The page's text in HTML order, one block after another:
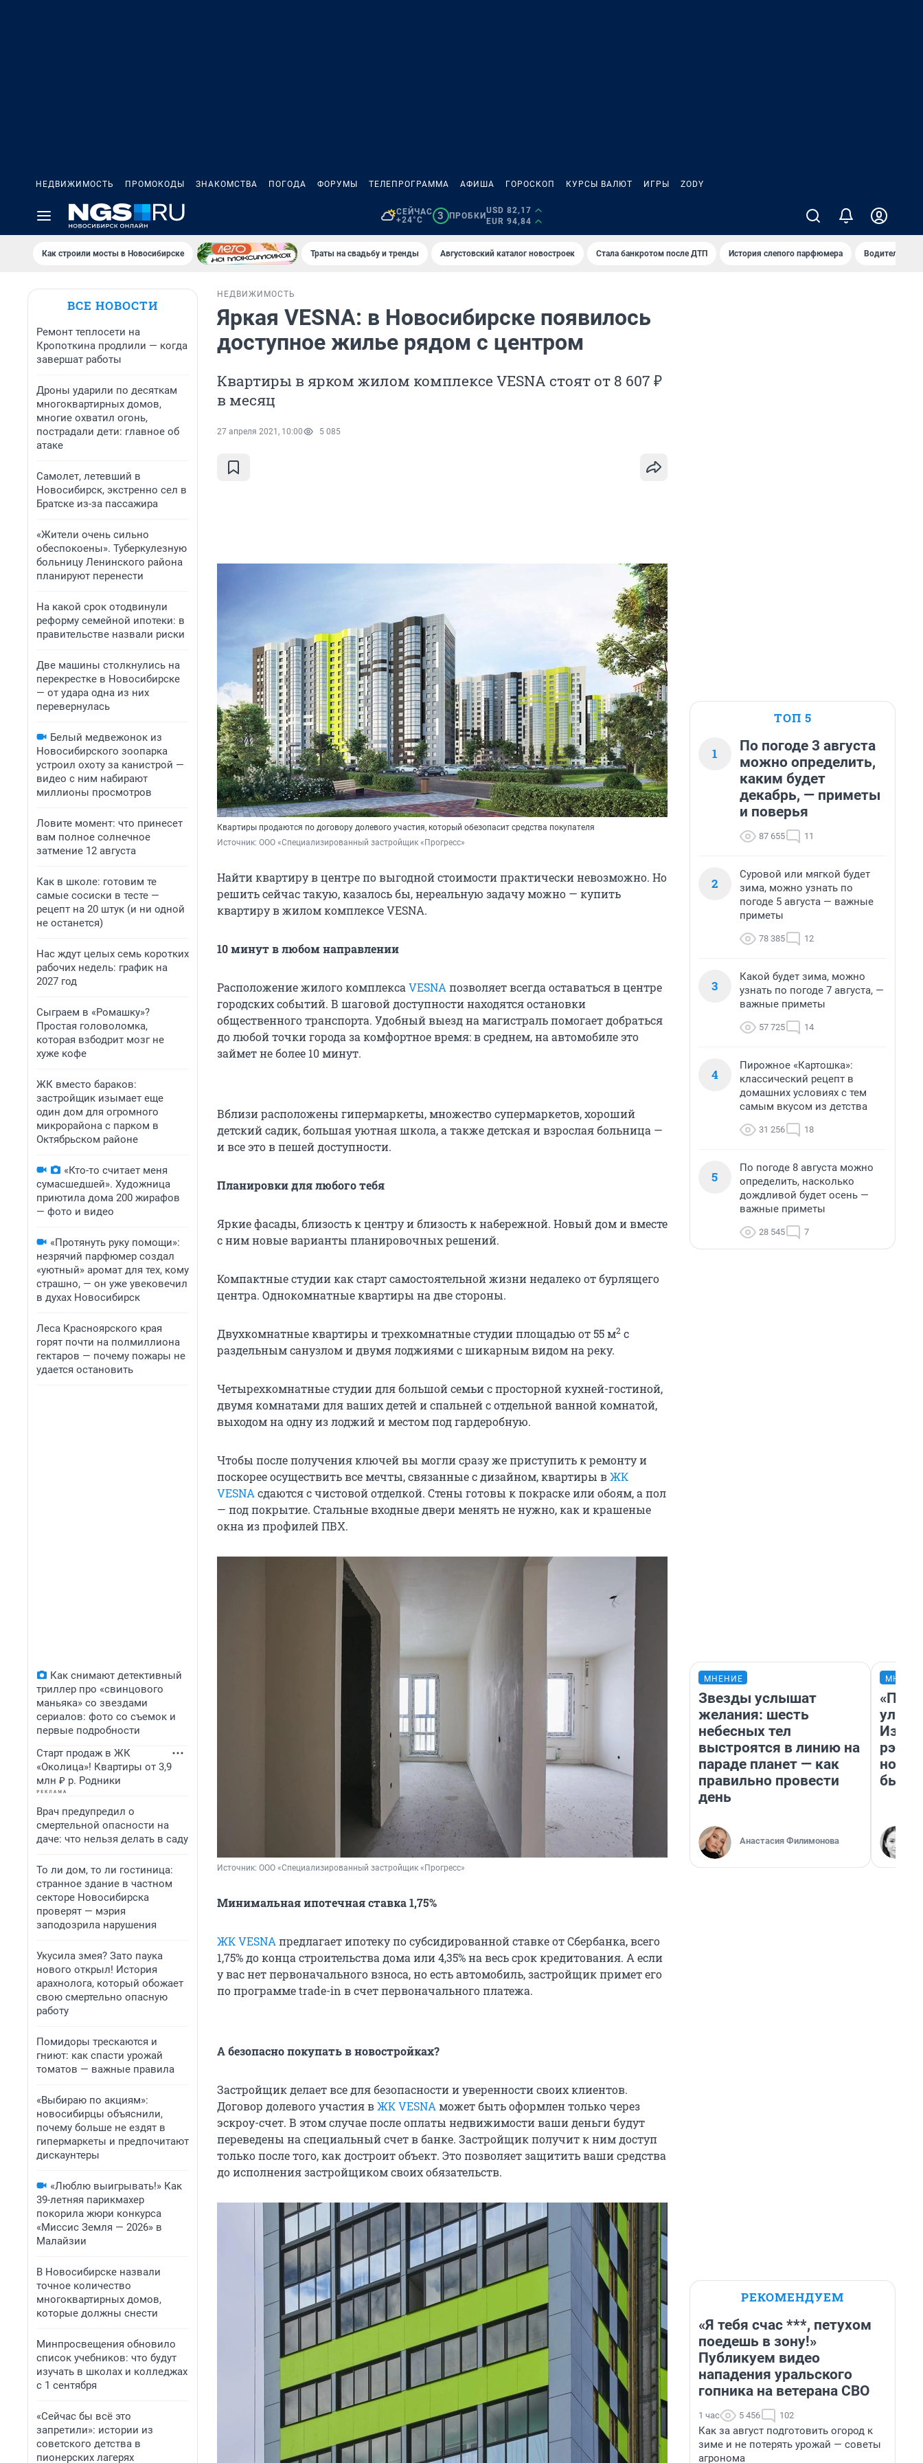
НЕДВИЖИМОСТЬ ПРОМОКОДЫ ЗНАКОМСТВА ПОГОДА ФОРУМЫ ТЕЛЕПРОГРАММА АФИША ГОРОСКОП КУРСЫ ВАЛЮТ ИГРЫ ZODY
СЕЙЧАС
+24°C
3 ПРОБКИ
USD 82,17
EUR 94,84
Как строили мосты в Новосибирске Траты на свадьбу и тренды Августовский каталог новостроек Стала банкротом после ДТП История слепого парфюмера Водители
ВСЕ НОВОСТИ
Ремонт теплосети на
Кропоткина продлили — когда
завершат работы
Дроны ударили по десяткам
многоквартирных домов,
многие охватил огонь,
пострадали дети: главное об
атаке
Самолет, летевший в
Новосибирск, экстренно сел в
Братске из-за пассажира
«Жители очень сильно
обеспокоены». Туберкулезную
больницу Ленинского района
планируют перенести
На какой срок отодвинули
реформу семейной ипотеки: в
правительстве назвали риски
Две машины столкнулись на
перекрестке в Новосибирске
— от удара одна из них
перевернулась
Белый медвежонок из
Новосибирского зоопарка
устроил охоту за канистрой —
видео с ним набирают
миллионы просмотров
Ловите момент: что принесет
вам полное солнечное
затмение 12 августа
Как в школе: готовим те
самые сосиски в тесте —
рецепт на 20 штук (и ни одной
не останется)
Нас ждут целых семь коротких
рабочих недель: график на
2027 год
Сыграем в «Ромашку»?
Простая головоломка,
которая взбодрит мозг не
хуже кофе
ЖК вместо бараков:
застройщик изымает еще
один дом для огромного
микрорайона с парком в
Октябрьском районе
«Кто-то считает меня
сумасшедшей». Художница
приютила дома 200 жирафов
— фото и видео
«Протянуть руку помощи»:
незрячий парфюмер создал
«уютный» аромат для тех, кому
страшно, — он уже увековечил
в духах Новосибирск
Леса Красноярского края
горят почти на полмиллиона
гектаров — почему пожары не
удается остановить
Как снимают детективный
триллер про «свинцового
маньяка» со звездами
сериалов: фото со съемок и
первые подробности
Старт продаж в ЖК
«Околица»! Квартиры от 3,9
млн ₽ р. Родники
Врач предупредил о
смертельной опасности на
даче: что нельзя делать в саду
То ли дом, то ли гостиница:
странное здание в частном
секторе Новосибирска
проверят — мэрия
заподозрила нарушения
Укусила змея? Зато паука
нового открыл! История
арахнолога, который обожает
свою смертельно опасную
работу
Помидоры трескаются и
гниют: как спасти урожай
томатов — важные правила
«Выбираю по акциям»:
новосибирцы объяснили,
почему больше не ездят в
гипермаркеты и предпочитают
дискаунтеры
«Люблю выигрывать!» Как
39-летняя парикмахер
покорила жюри конкурса
«Миссис Земля — 2026» в
Малайзии
В Новосибирске назвали
точное количество
многоквартирных домов,
которые должны снести
Минпросвещения обновило
список учебников: что будут
изучать в школах и колледжах
с 1 сентября
«Сейчас бы всё это
запретили»: истории из
советского детства в
пионерских лагерях
НЕДВИЖИМОСТЬ
Яркая VESNA: в Новосибирске появилось
доступное жилье рядом с центром
Квартиры в ярком жилом комплексе VESNA стоят от 8 607 ₽
в месяц
27 апреля 2021, 10:00 5 085
Квартиры продаются по договору долевого участия, который обезопасит средства покупателя
Источник: ООО «Специализированный застройщик «Прогресс»
Найти квартиру в центре по выгодной стоимости практически невозможно. Но
решить сейчас такую, казалось бы, нереальную задачу можно — купить
квартиру в жилом комплексе VESNA.
10 минут в любом направлении
Расположение жилого комплекса VESNA позволяет всегда оставаться в центре
городских событий. В шаговой доступности находятся остановки
общественного транспорта. Удобный выезд на магистраль помогает добраться
до любой точки города за комфортное время: в среднем, на автомобиле это
займет не более 10 минут.
Вблизи расположены гипермаркеты, множество супермаркетов, хороший
детский садик, большая уютная школа, а также детская и взрослая больница —
и все это в пешей доступности.
Планировки для любого тебя
Яркие фасады, близость к центру и близость к набережной. Новый дом и вместе
с ним новые варианты планировочных решений.
Компактные студии как старт самостоятельной жизни недалеко от бурлящего
центра. Однокомнатные квартиры на две стороны.
Двухкомнатные квартиры и трехкомнатные студии площадью от 55 м2 с
раздельным санузлом и двумя лоджиями с шикарным видом на реку.
Четырехкомнатные студии для большой семьи с просторной кухней-гостиной,
двумя комнатами для ваших детей и спальней с отдельной ванной комнатой,
выходом на одну из лоджий и местом под гардеробную.
Чтобы после получения ключей вы могли сразу же приступить к ремонту и
поскорее осуществить все мечты, связанные с дизайном, квартиры вЖК
VESNA сдаются с чистовой отделкой. Стены готовы к покраске или обоям, а пол
— под покрытие. Стальные входные двери менять не нужно, как и крашеные
окна из профилей ПВХ.
Источник: ООО «Специализированный застройщик «Прогресс»
Минимальная ипотечная ставка 1,75%
ЖК VESNA предлагает ипотеку по субсидированной ставке от Сбербанка, всего
1,75% до конца строительства дома или 4,35% на весь срок кредитования. А если
у вас нет первоначального взноса, но есть автомобиль, застройщик примет его
по программе trade-in в счет первоначального платежа.
А безопасно покупать в новостройках?
Застройщик делает все для безопасности и уверенности своих клиентов.
Договор долевого участия вЖК VESNA может быть оформлен только через
эскроу-счет. В этом случае после оплаты недвижимости ваши деньги будут
переведены на специальный счет в банке. Застройщик получит к ним доступ
только после того, как достроит объект. Это позволяет защитить ваши средства
до исполнения застройщиком своих обязательств.
ТОП 5
1
По погоде 3 августа
можно определить,
каким будет
декабрь, — приметы
и поверья
87 655 11
2
Суровой или мягкой будет
зима, можно узнать по
погоде 5 августа — важные
приметы
78 385 12
3
Какой будет зима, можно
узнать по погоде 7 августа, —
важные приметы
57 725 14
4
Пирожное «Картошка»:
классический рецепт в
домашних условиях с тем
самым вкусом из детства
31 256 18
5
По погоде 8 августа можно
определить, насколько
дождливой будет осень —
важные приметы
28 545 7
МНЕНИЕ
Звезды услышат
желания: шесть
небесных тел
выстроятся в линию на
параде планет — как
правильно провести
день
Анастасия Филимонова
было
РЕКОМЕНДУЕМ
«Я тебя счас ***, петухом
поедешь в зону!»
Публикуем видео
нападения уральского
гопника на ветерана СВО
1 час 5 456 102
Как за август подготовить огород к
зиме и не потерять урожай — советы
агронома